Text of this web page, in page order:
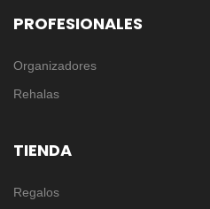
PROFESIONALES
Organizadores
Rehalas
TIENDA
Regalos